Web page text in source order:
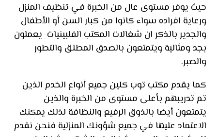
حيث يوفر مستوى عال من الخبرة في تنظيف المنزل
ورعاية افراده سواء كانوا من كبار السن أو الأطفال
والجدير بالذكر ان شغالات المكتب الفلبينيات يعملون
بجد ومثالية ويتمتعون بالصدق المطلق والتطور
والصبر.
كما يقدم مكتب توب كلين جميع أنواع الخدم الذين
تم تدريبهم بأعلى مستوى من الخبرة والذين
يتمتعون أيضا بالذوق الرفيع والنظافة لذلك يمكنك
الاعتماد عليها في جميع شؤونك المنزلية فنحن نقدم